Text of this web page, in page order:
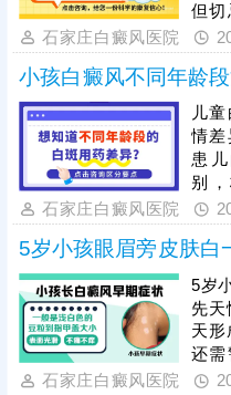
但切
医
肤，
目前
位
隐
处
和、
风治
孩
治疗
石家庄白癜风医院
小孩白癜风不同年龄
儿
情差
患
别
进
目用
疗周
键
时
的皮
作息
辅助
石家庄白癜风医院
5岁小孩眼眉旁皮肤白
5岁
先天
天形
还需
斑
石家庄白癜风医院